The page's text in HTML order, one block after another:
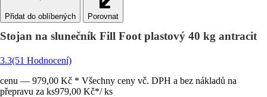
Porovnat
Stojan na slunečník Fill Foot plastový 40 kg antracit
3.3(51 Hodnocení)
cenu — 979,00 Kč * Všechny ceny vč. DPH a bez nákladů na
přepravu za ks979,00 Kč*/ ks